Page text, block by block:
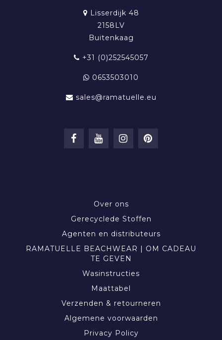
Lisserdijk 48
2158LV
Buitenkaag
+31 (0)252545057
0653503010
sales@ramatuelle.eu
Over ons
Gerecyclede Stoffen
Agenten en distributeurs
RAMATUELLE BEACHWEAR | OM CADEAU
TE GEVEN
Wasinstructies
Maattabel
Verzenden & retourneren
Algemene voorwaarden
Privacy Policy